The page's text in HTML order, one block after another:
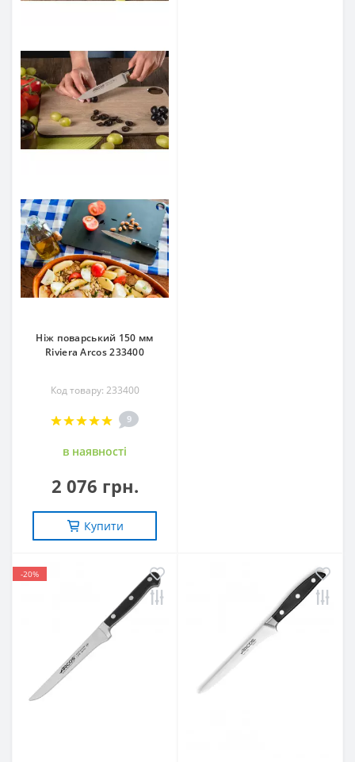
Ніж поварський 150 мм
Riviera Arcos 233400
Код товару: 233400
9
в наявностi
2 076 грн.
Купити
-20%